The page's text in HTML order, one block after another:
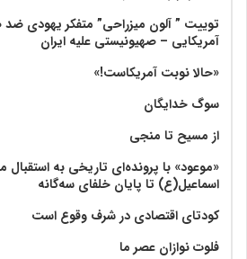
توییت ” آلون میزراحی” متفکر یهودی
آمریکایی – صهیونیستی علیه ایران
«حالا نوبت آمریکاست!»
سوگ خدایگان
از مسیح تا منجی
«موعود» با پرونده‌ای تاریخی به
اسماعیل(ع) تا پایان خلفای سه‌گانه
کودتای اقتصادی در شرف وقوع است
فلوت نوازان عصر ما